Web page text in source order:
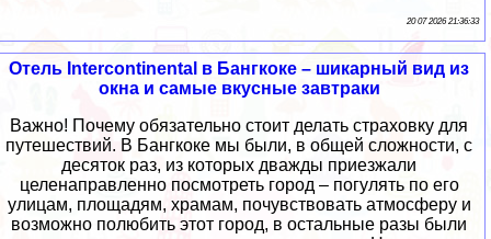
20 07 2026 21:36:33
Отель Intercontinental в Бангкоке – шикарный вид из
окна и самые вкусные завтраки
Важно! Почему обязательно стоит делать страховку для
путешествий. В Бангкоке мы были, в общей сложности, с
десяток раз, из которых дважды приезжали
целенаправленно посмотреть город – погулять по его
улицам, площадям, храмам, почувствовать атмосферу и
возможно полюбить этот город, в остальные разы были